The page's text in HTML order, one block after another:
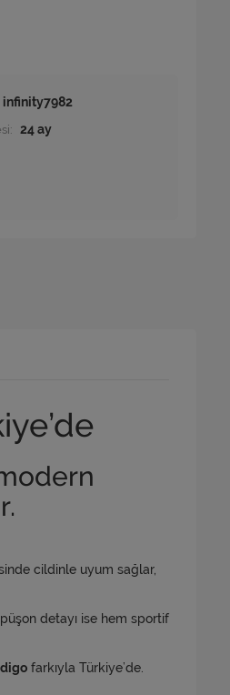
infinity7982
24 ay
cildinle uyum sağlar,
detayı ise hem sportif
farkıyla Türkiye’de.